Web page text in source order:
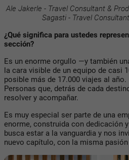
Ale Jakerle - Travel Consultant &
Sagasti - Travel
¿Qué significa para ustedes
sección?
Es un enorme orgullo —y también
la cara visible de un equipo de casi
posible más de 17.000 viajes al año.
Personas que, detrás de cada
resolver y acompañar.
Es muy especial ser parte de una
enorme, construida con dedicación
busca estar a la vanguardia y nos
nuevo capítulo, con la misma